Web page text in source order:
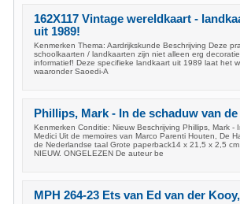
162X117 Vintage wereldkaart -
uit 1989!
Kenmerken Thema: Aardrijkskunde Beschrijving Deze
schoolkaarten / landkaarten zijn niet alleen erg
informatief! Deze specifieke landkaart uit 1989 laat het
waaronder Saoedi-A
Phillips, Mark - In de schaduw van
Kenmerken Conditie: Nieuw Beschrijving Phillips, Mark -
Medici Uit de memoires van Marco Parenti Houten, De
de Nederlandse taal Grote paperback14 x 21,5 x 2,5
NIEUW. ONGELEZEN De auteur be
MPH 264-23 Ets van Ed van der